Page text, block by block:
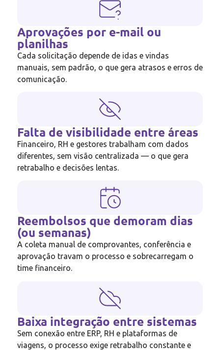
Aprovações por e-mail ou
planilhas
Cada solicitação depende de idas e vindas
manuais, sem padrão, o que gera atrasos e erros de
comunicação.
Falta de visibilidade entre áreas
Financeiro, RH e gestores trabalham com dados
diferentes, sem visão centralizada — o que gera
retrabalho e decisões lentas.
Reembolsos que demoram dias
(ou semanas)
A coleta manual de comprovantes, conferência e
aprovação travam o processo e sobrecarregam o
time financeiro.
Baixa integração entre sistemas
Sem conexão entre ERP, RH e plataformas de
viagens, o processo exige retrabalho constante e